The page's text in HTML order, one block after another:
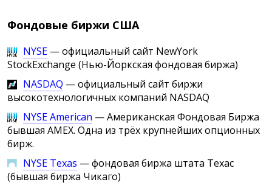
Фондовые биржи США
NYSE — официальный сайт NewYork
StockExchange (Нью-Йоркская фондовая биржа)
NASDAQ — официальный сайт биржи
высокотехнологичных компаний NASDAQ
NYSE American — Американская Фондовая Биржа
бывшая AMEX. Одна из трёх крупнейших опционных
бирж.
NYSE Texas — фондовая биржа штата Техас
(бывшая биржа Чикаго)